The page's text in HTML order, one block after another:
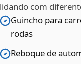
lidando com
Guincho para
rodas
Reboque de